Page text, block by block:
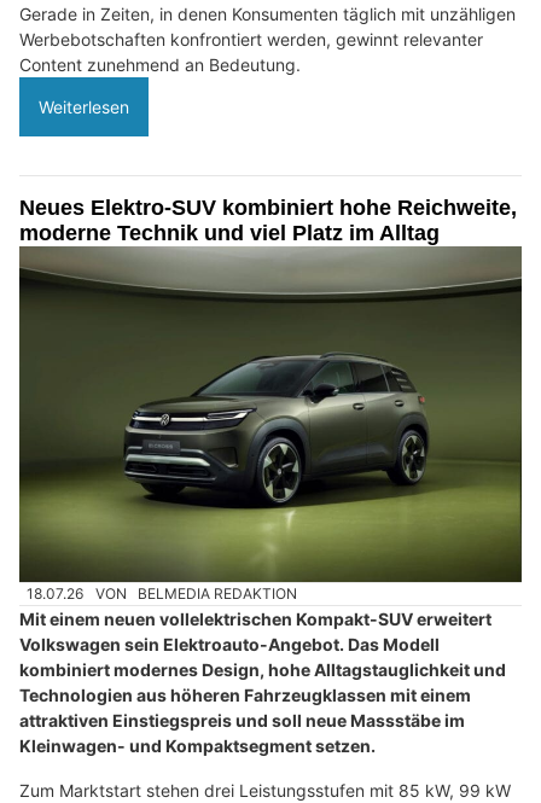
Gerade in Zeiten, in denen Konsumenten täglich mit unzähligen
Werbebotschaften konfrontiert werden, gewinnt relevanter
Content zunehmend an Bedeutung.
Weiterlesen
Neues Elektro-SUV kombiniert hohe Reichweite,
moderne Technik und viel Platz im Alltag
18.07.26 VON BELMEDIA REDAKTION
Mit einem neuen vollelektrischen Kompakt-SUV erweitert
Volkswagen sein Elektroauto-Angebot. Das Modell
kombiniert modernes Design, hohe Alltagstauglichkeit und
Technologien aus höheren Fahrzeugklassen mit einem
attraktiven Einstiegspreis und soll neue Massstäbe im
Kleinwagen- und Kompaktsegment setzen.
Zum Marktstart stehen drei Leistungsstufen mit 85 kW, 99 kW